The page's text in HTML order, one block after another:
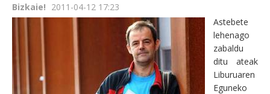
Bizkaie! 2011-04-12 17:23
Astebete
lehenago
zabaldu
ditu ateak
Liburuaren
Eguneko